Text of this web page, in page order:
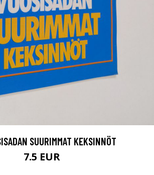
SUURIMMAT KEKSINNÖT
7.5 EUR